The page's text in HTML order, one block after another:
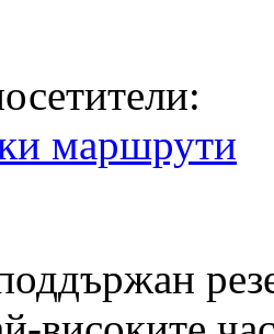
маршрути